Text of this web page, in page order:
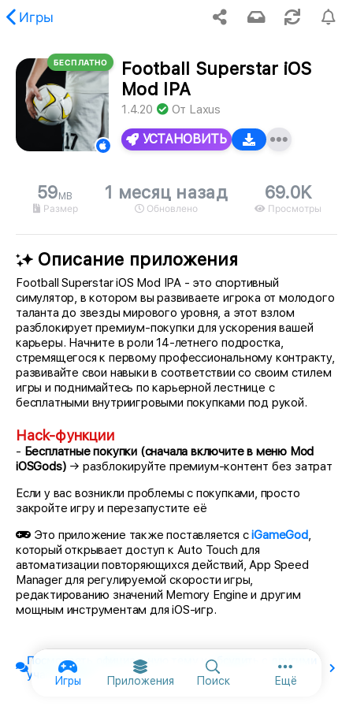
Игры
Игры Приложения Поиск Ещё
запрошенный контент не найден.
БЕСПЛАТНО
Football Superstar iOS
Mod IPA
1.4.20 От Laxus
УСТАНОВИТЬ
59 MB
Размер
1 месяц назад
Обновлено
69.0K
Просмотры
Описание приложения
Football Superstar iOS Mod IPA - это спортивный
симулятор, в котором вы развиваете игрока от молодого
таланта до звезды мирового уровня, а этот взлом
разблокирует премиум-покупки для ускорения вашей
карьеры. Начните в роли 14-летнего подростка,
стремящегося к первому профессиональному контракту,
развивайте свои навыки в соответствии со своим стилем
игры и поднимайтесь по карьерной лестнице с
бесплатными внутриигровыми покупками под рукой.
Hack-функции
- Бесплатные покупки (сначала включите в меню Mod
iOSGods) → разблокируйте премиум-контент без затрат
Если у вас возникли проблемы с покупками, просто
закройте игру и перезапустите её
Это приложение также поставляется сiGameGod,
который открывает доступ к Auto Touch для
автоматизации повторяющихся действий, App Speed
Manager для регулируемой скорости игры,
редактированию значений Memory Engine и другим
мощным инструментам для iOS-игр.
Посмотреть официальную тему и обсудить с другими
участниками